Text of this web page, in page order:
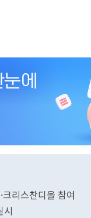
리스찬디올 참여
시